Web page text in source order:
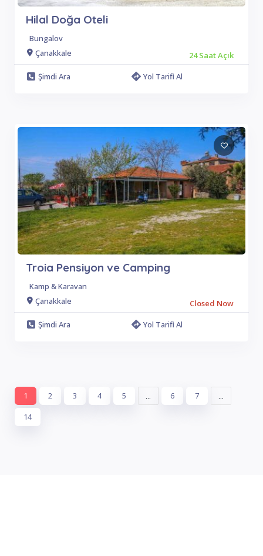
Hilal Doğa Oteli
Bungalov
Çanakkale
24 Saat Açık
Şimdi Ara
Yol Tarifi Al
Troia Pensiyon ve Camping
Kamp & Karavan
Çanakkale
Closed Now
Şimdi Ara
Yol Tarifi Al
1 2 3 4 5 ... 6 7 ...
14